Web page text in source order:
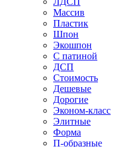
Массив
Пластик
Шпон
Экошпон
С патиной
ДСП
Стоимость
Дешевые
Дорогие
Эконом-класс
Элитные
Форма
П-образные